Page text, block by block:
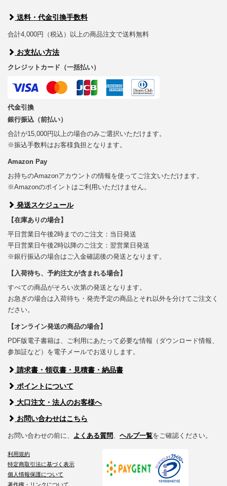
送料・代金引換手数料
合計4,000円（税込）以上の商品注文で送料無料
お支払い方法
クレジットカード（一括払い）
代金引換
銀行振込（前払い）
合計が15,000円以上の場合のみご選択いただけます。
※振込手数料はお客様負担となります。
Amazon Pay
お持ちのAmazonアカウントの情報を使ってご注文いただけます。
※Amazonのポイントはご利用いただけません。
発送スケジュール
【在庫ありの場合】
平日営業日午後2時までのご注文：当日発送
平日営業日午後2時以降のご注文：翌営業日発送
※銀行振込の場合はご入金確認後の発送となります。
【入荷待ち、予約注文が含まれる場合】
すべての商品がそろい次第の発送となります。
お急ぎの場合は入荷待ち・発売予定の商品とそれ以外を分けてご注文く
ださい。
【オンライン発送の商品の場合】
PDF版電子書籍は、ご利用にあたって必要な情報（ダウンロード情報、
参加証など）を電子メールでお送りします。
請求書・領収書・見積書・納品書
ポイントについて
大口注文・法人のお客様へ
お問い合わせはこちら
お問い合わせの前に、 よくある質問、 ヘルプ一覧をご確認ください。
利用規約
特定商取引法に基づく表示
個人情報保護について
著作権・リンクについて